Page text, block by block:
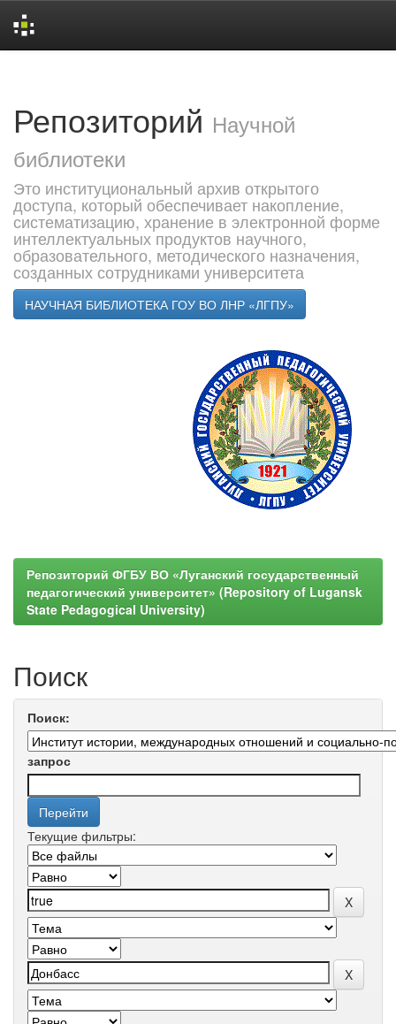
Репозиторий Научной
библиотеки
Это институциональный архив открытого
доступа, который обеспечивает накопление,
систематизацию, хранение в электронной форме
интеллектуальных продуктов научного,
образовательного, методического назначения,
созданных сотрудниками университета
НАУЧНАЯ БИБЛИОТЕКА ГОУ ВО ЛНР «ЛГПУ»
Репозиторий ФГБУ ВО «Луганский государственный
педагогический университет» (Repository of Lugansk
State Pedagogical University)
Поиск
Поиск:
запрос
Текущие фильтры: